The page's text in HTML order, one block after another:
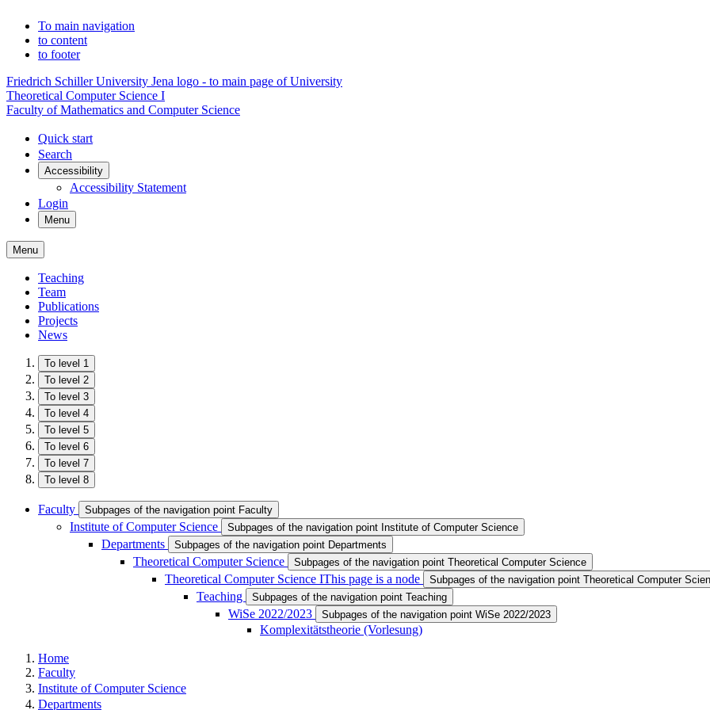
To main navigation
to content
to footer
Friedrich Schiller University Jena logo - to main page of University
Theoretical Computer Science I
Faculty of Mathematics and Computer Science
Quick start
Search
Accessibility
Accessibility Statement
Login
Menu
Menu
Teaching
Team
Publications
Projects
News
To level 1
To level 2
To level 3
To level 4
To level 5
To level 6
To level 7
To level 8
Faculty Subpages of the navigation point Faculty
Institute of Computer Science Subpages of the navigation point Institute of Computer Science
Departments Subpages of the navigation point Departments
Theoretical Computer Science Subpages of the navigation point Theoretical Computer Science
Theoretical Computer Science IThis page is a node Subpages of the navigation point Theoretical Computer
Teaching Subpages of the navigation point Teaching
WiSe 2022/2023 Subpages of the navigation point WiSe 2022/2023
Komplexitätstheorie (Vorlesung)
Home
Faculty
Institute of Computer Science
Departments